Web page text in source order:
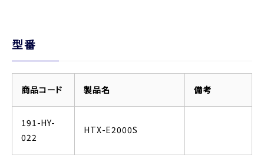
型番
商品コード 製品名 備考
191-HY-
022
HTX-E2000S